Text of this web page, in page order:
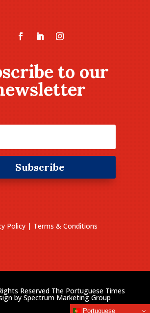
to our
Subscribe
Policy | Terms & Conditions
Reserved The Portuguese Times
bySpectrum Marketing Group
Portuguese